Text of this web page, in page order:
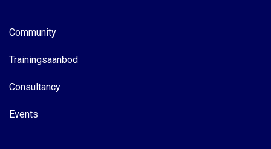
Community
Trainingsaanbod
Consultancy
Events